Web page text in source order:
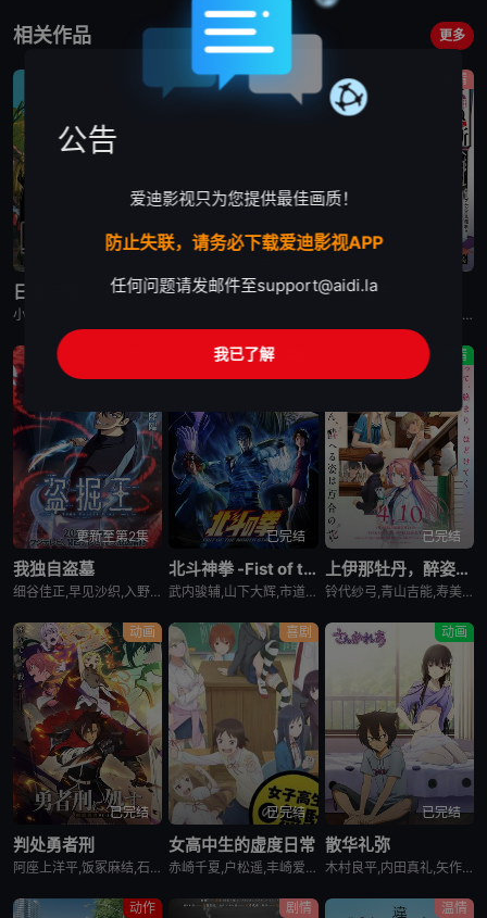
相关作品 更多
剧情
日本三国
动画
再见菈菈
剧情
朱音落语
永濑安奈,江口拓也,高桥李依,福山润,岛崎信长,小林千晃,阿座上洋平,山下诚一郎,盐野瑛久,寺杣昌纪,大塚明夫
更新至第2集
我独自盗墓
细谷佳正,早见沙织,入野自由,诹访部顺一
已完结
北斗神拳 -Fist of the North Star-
武内骏辅,山下大辉,市道真央
剧情
已完结
上伊那牡丹，醉姿如百合
铃代纱弓,青山吉能,寿美菜子,天海由梨奈,富田美忧,河濑茉希
动画
已完结
判处勇者刑
阿座上洋平,饭冢麻结,石上静香,堀江瞬,土岐隼一,上田燿司,松冈祯丞,福岛润,千叶翔也,日笠阳子,中村悠一,大西沙织
喜剧
已完结
女高中生的虚度日常
赤崎千夏,户松遥,丰崎爱生,长绳麻理亚,富田美忧,高桥李依,佐藤聪美,市道真央,兴津和幸,上田丽奈,名冢佳织,落合福嗣,松冈祯丞,岛崎信长
动画
已完结
散华礼弥
木村良平,内田真礼,矢作纱友里,井口裕香,荻野晴朗,石冢运升,西山宏太朗,桑岛法子,岩濑周平,西口杏里沙
动作 剧情 温情
公告
爱迪影视只为您提供最佳画质！
防止失联，请务必下载爱迪影视APP
任何问题请发邮件至support@aidi.la
我已了解